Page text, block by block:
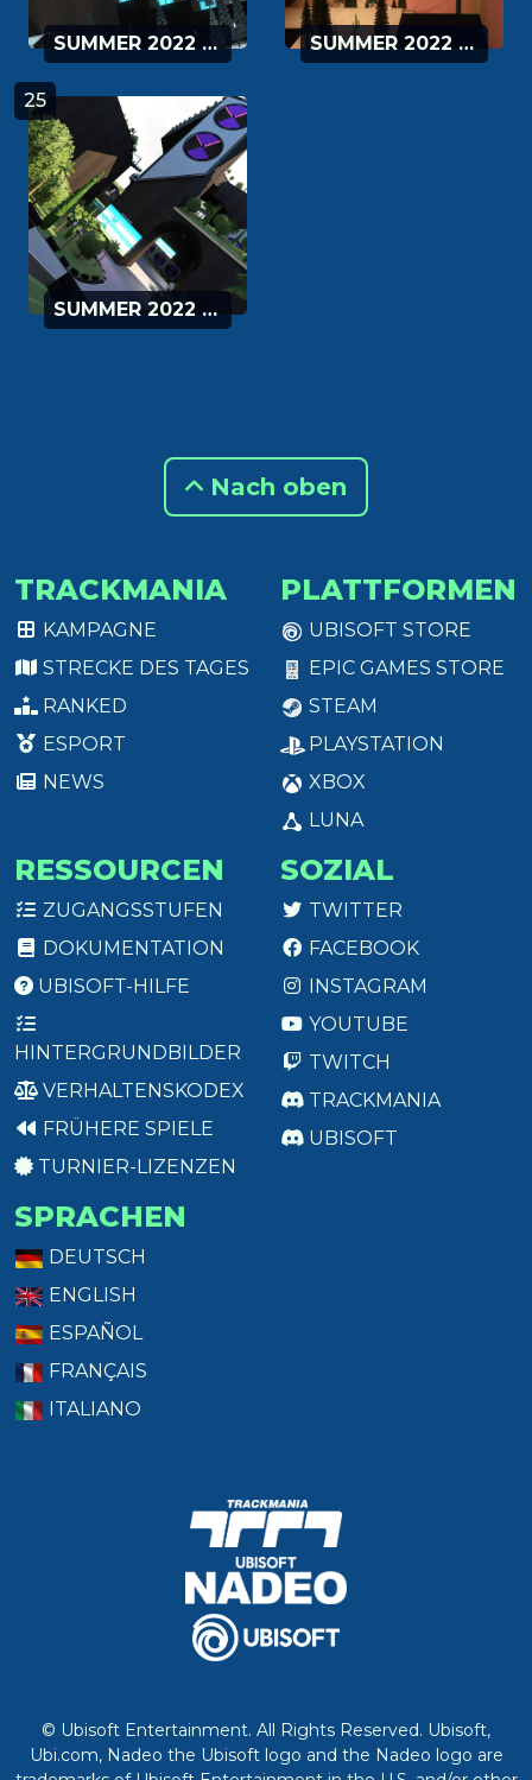
SUMMER 2022 - 23 SUMMER 2022 - 24
25
SUMMER 2022 - 25
Nach oben
TRACKMANIA
KAMPAGNE
STRECKE DES TAGES
RANKED
ESPORT
NEWS
PLATTFORMEN
UBISOFT STORE
EPIC GAMES STORE
STEAM
PLAYSTATION
XBOX
LUNA
RESSOURCEN
ZUGANGSSTUFEN
DOKUMENTATION
UBISOFT-HILFE
HINTERGRUNDBILDER
VERHALTENSKODEX
FRÜHERE SPIELE
TURNIER-LIZENZEN
SOZIAL
TWITTER
FACEBOOK
INSTAGRAM
YOUTUBE
TWITCH
TRACKMANIA
UBISOFT
SPRACHEN
DEUTSCH
ENGLISH
ESPAÑOL
FRANÇAIS
ITALIANO
© Ubisoft Entertainment. All Rights Reserved. Ubisoft,
Ubi.com, Nadeo the Ubisoft logo and the Nadeo logo are